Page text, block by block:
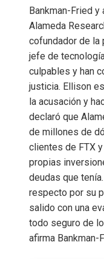
Bankman-Fried y
Alameda
cofundador de la
jefe de
culpables y han
justicia. Ellison
la acusación y
declaró que
de millones de
clientes de FTX
propias
deudas que
respecto por su
salido con una
todo seguro de
afirma Bankman-